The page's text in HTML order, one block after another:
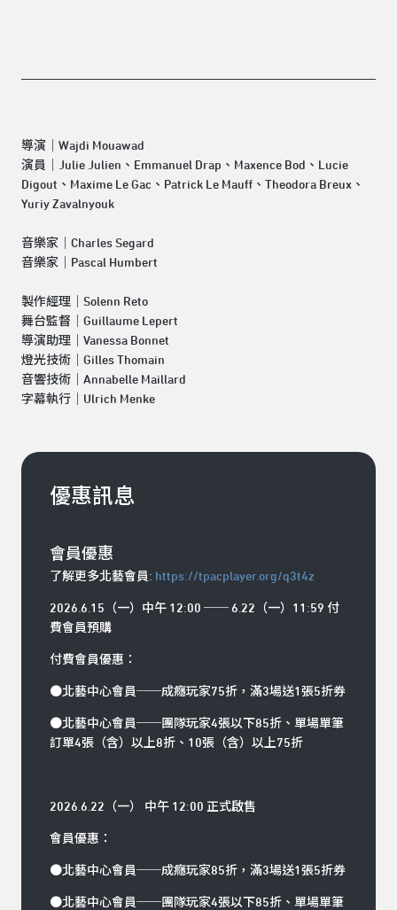
導演｜Wajdi Mouawad
演員｜Julie Julien、Emmanuel Drap、Maxence Bod、Lucie
Digout、Maxime Le Gac、Patrick Le Mauff、Theodora Breux、
Yuriy Zavalnyouk
音樂家｜Charles Segard
音樂家｜Pascal Humbert
製作經理｜Solenn Reto
舞台監督｜Guillaume Lepert
導演助理｜Vanessa Bonnet
燈光技術｜Gilles Thomain
音響技術｜Annabelle Maillard
字幕執行｜Ulrich Menke
優惠訊息
會員優惠
了解更多北藝會員: https://tpacplayer.org/q3t4z
2026.6.15（一）中午 12:00 ── 6.22（一）11:59 付
費會員預購
付費會員優惠：
●北藝中心會員──成癮玩家75折，滿3場送1張5折券
●北藝中心會員──團隊玩家4張以下85折、單場單筆
訂單4張（含）以上8折、10張（含）以上75折
2026.6.22（一） 中午 12:00 正式啟售
會員優惠：
●北藝中心會員──成癮玩家85折，滿3場送1張5折券
●北藝中心會員──團隊玩家4張以下85折、單場單筆